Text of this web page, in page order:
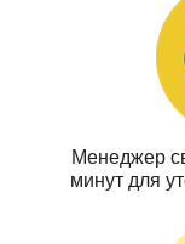
Менеджер
минут для